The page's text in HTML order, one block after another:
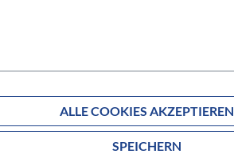
ALLE COOKIES AKZEPTIEREN
SPEICHERN